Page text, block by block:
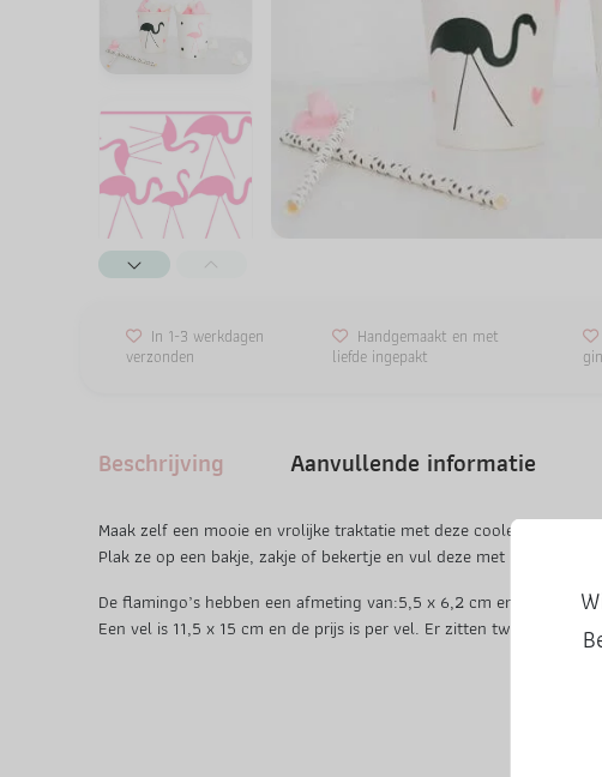
In 1-3 werkdagen
verzonden
Handgemaakt en met
liefde ingepakt
Beschrijving Aanvullende informatie
Maak zelf een mooie en vrolijke traktatie met deze coole flamingo’s.
Plak ze op een bakje, zakje of bekertje en vul deze met iets lekkers.
De flamingo’s hebben een afmeting van:5,5 x 6,2 cm en 6 x 3,2
Een vel is 11,5 x 15 cm en de prijs is per vel. Er zitten twee